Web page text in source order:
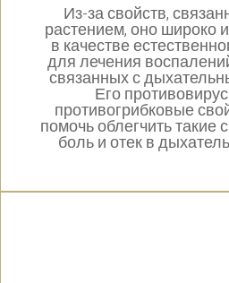
Из-за свойств,
растением, оно широко
в качестве
для лечения
связанных с
Его
противогрибковые
помочь облегчить такие
боль и отек в